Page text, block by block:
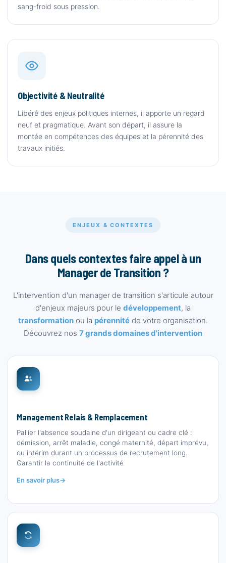
sang-froid sous pression.
Objectivité & Neutralité
Libéré des enjeux politiques internes, il apporte un regard
neuf et pragmatique. Avant son départ, il assure la
montée en compétences des équipes et la pérennité des
travaux initiés.
ENJEUX & CONTEXTES
Dans quels contextes faire appel à un
Manager de Transition ?
L'intervention d'un manager de transition s'articule autour
d'enjeux majeurs pour le développement, la
transformation ou la pérennité de votre organisation.
Découvrez nos 7 grands domaines d'intervention
Management Relais & Remplacement
Pallier l'absence soudaine d'un dirigeant ou cadre clé :
démission, arrêt maladie, congé maternité, départ imprévu,
ou intérim durant un processus de recrutement long.
Garantir la continuité de l'activité
En savoir plus